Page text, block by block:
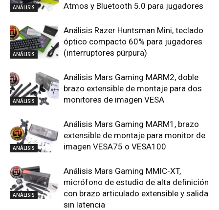
ANÁLISIS
Atmos y Bluetooth 5.0 para jugadores
ANÁLISIS
Análisis Razer Huntsman Mini, teclado
óptico compacto 60% para jugadores
(interruptores púrpura)
ANÁLISIS
Análisis Mars Gaming MARM2, doble
brazo extensible de montaje para dos
monitores de imagen VESA
ANÁLISIS
Análisis Mars Gaming MARM1, brazo
extensible de montaje para monitor de
imagen VESA75 o VESA100
ANÁLISIS
Análisis Mars Gaming MMIC-XT,
micrófono de estudio de alta definición
con brazo articulado extensible y salida
sin latencia